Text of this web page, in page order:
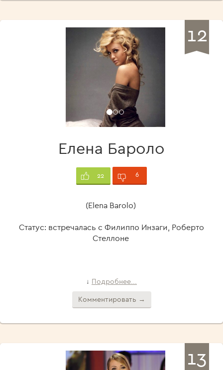
12
Елена Бароло
22 6
(Elena Barolo)
Статус: встречалась с Филиппо Инзаги, Роберто
Стеллоне
↓ Подробнее...
Комментировать →
13